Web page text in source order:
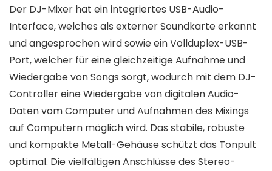
Der DJ-Mixer hat ein integriertes USB-Audio-
Interface, welches als externer Soundkarte erkannt
und angesprochen wird sowie ein Vollduplex-USB-
Port, welcher für eine gleichzeitige Aufnahme und
Wiedergabe von Songs sorgt, wodurch mit dem DJ-
Controller eine Wiedergabe von digitalen Audio-
Daten vom Computer und Aufnahmen des Mixings
auf Computern möglich wird. Das stabile, robuste
und kompakte Metall-Gehäuse schützt das Tonpult
optimal. Die vielfältigen Anschlüsse des Stereo-